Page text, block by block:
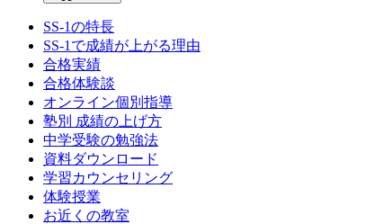
SS-1の特長
SS-1で成績が上がる理由
合格実績
合格体験談
オンライン個別指導
塾別 成績の上げ方
中学受験の勉強法
資料ダウンロード
学習カウンセリング
体験授業
お近くの教室